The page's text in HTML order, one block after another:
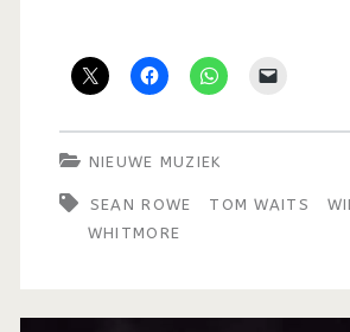
NIEUWE MUZIEK
SEAN ROWE TOM WAITS
WHITMORE